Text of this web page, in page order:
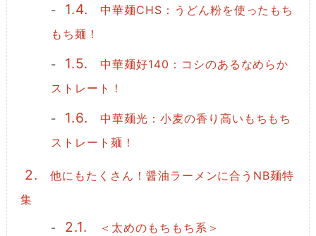
1.4.
中華麺CHS：うどん粉を使ったもち
もち麺！
1.5.
中華麺好140：コシのあるなめらか
ストレート！
1.6.
中華麺光：小麦の香り高いもちもち
ストレート麺！
2.
他にもたくさん！醤油ラーメンに合うNB麺特
集
2.1. ＜太めのもちもち系＞